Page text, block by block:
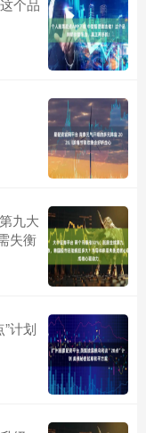
个品
九大
失衡
计划